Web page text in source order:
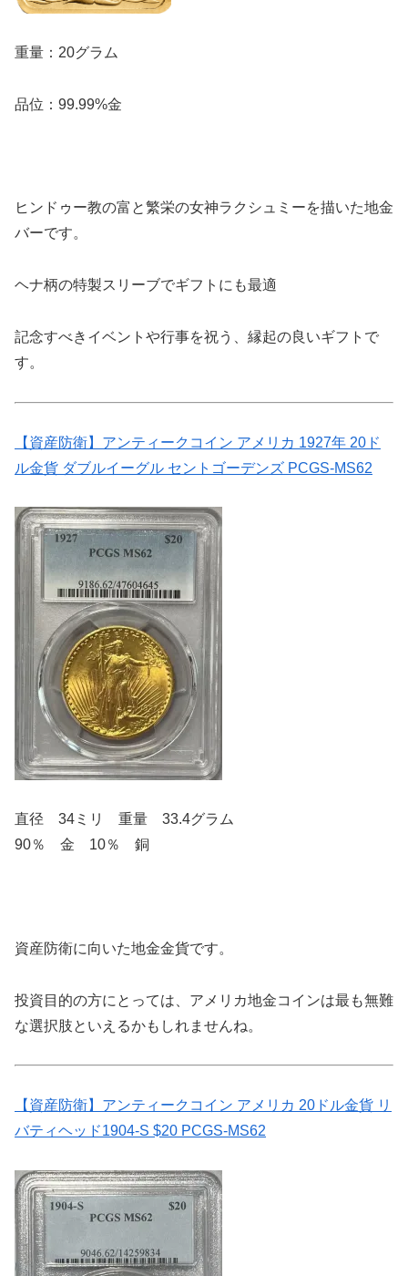
重量：20グラム
品位：99.99%金
ヒンドゥー教の富と繁栄の女神ラクシュミーを描いた地金
バーです。
ヘナ柄の特製スリーブでギフトにも最適
記念すべきイベントや行事を祝う、縁起の良いギフトで
す。
【資産防衛】アンティークコイン アメリカ 1927年 20ド
ル金貨 ダブルイーグル セントゴーデンズ PCGS-MS62
直径 34ミリ 重量 33.4グラム
90％ 金 10％ 銅
資産防衛に向いた地金金貨です。
投資目的の方にとっては、アメリカ地金コインは最も無難
な選択肢といえるかもしれませんね。
【資産防衛】アンティークコイン アメリカ 20ドル金貨 リ
バティヘッド1904-S $20 PCGS-MS62